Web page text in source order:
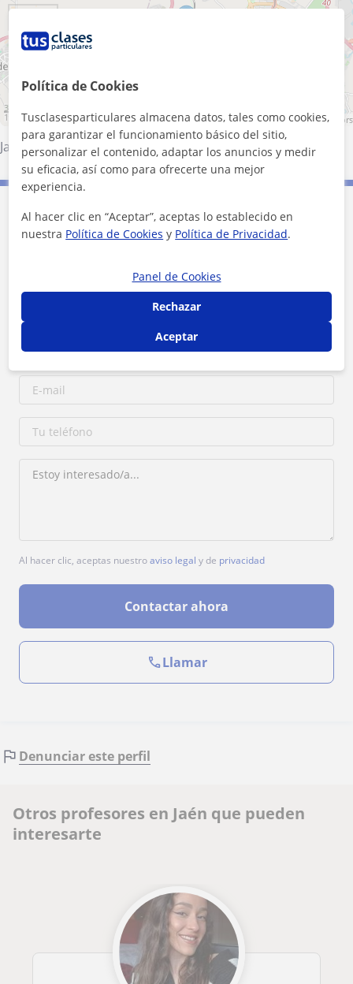
3 km
1 mi
Leaflet| ©OpenStreetMapcontributors
Jaén (Ciudad)
Contacta con Alberto
1ª clase gratis
Al hacer clic, aceptas nuestroaviso legal y de privacidad
Contactar ahora
Llamar
Denunciar este perfil
Otros profesores en Jaén que pueden
interesarte
Política de Cookies
Tusclasesparticulares almacena datos, tales como cookies,
para garantizar el funcionamiento básico del sitio,
personalizar el contenido, adaptar los anuncios y medir
su eficacia, así como para ofrecerte una mejor
experiencia.
Al hacer clic en “Aceptar”, aceptas lo establecido en
nuestra Política de Cookies y Política de Privacidad.
Panel de Cookies
Rechazar
Aceptar